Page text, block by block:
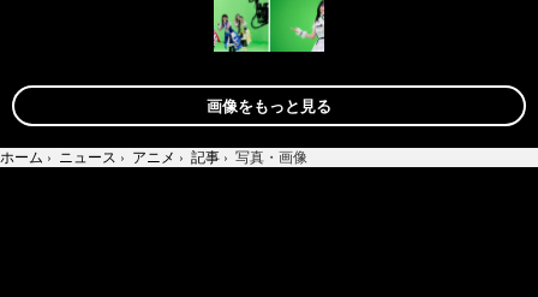
画像をもっと見る
ホーム › ニュース › アニメ › 記事 › 写真・画像